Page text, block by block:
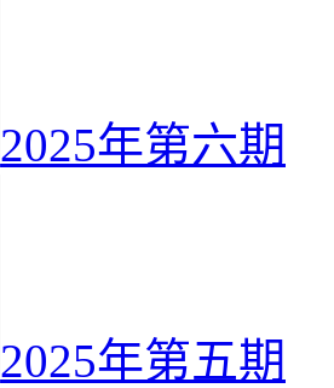
2025年第六期
2025年第五期